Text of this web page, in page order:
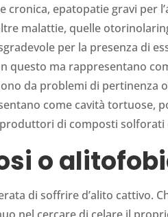
cronica, epatopatie gravi per
malattie, quelle
per la presenza di
questo ma rappresentano
da problemi di pertinenza
come cavità tortuose,
di composti solforati
o
di soffrire d’alito cattivo.